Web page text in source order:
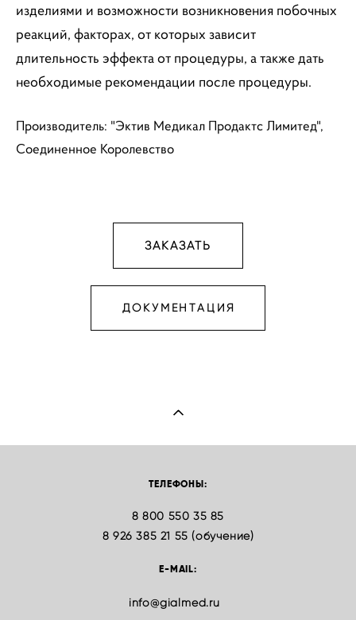
изделиями и возможности возникновения побочных
реакций, факторах, от которых зависит
длительность эффекта от процедуры, а также дать
необходимые рекомендации после процедуры.
Производитель: "Эктив Медикал Продактс Лимитед",
Соединенное Королевство
ЗАКАЗАТЬ
ДОКУМЕНТАЦИЯ
ТЕЛЕФОНЫ:
8 800 550 35 85
8 926 385 21 55 (обучение)
E-MAIL:
info@gialmed.ru